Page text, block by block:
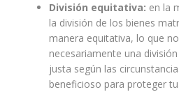
División equitativa: en la
la división de los bienes
manera equitativa, lo que
necesariamente una
justa según las
beneficioso para proteger